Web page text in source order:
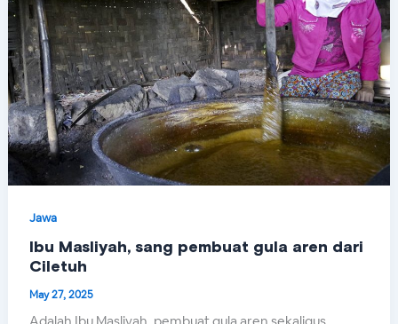
Jawa
Ibu Masliyah, sang pembuat gula aren dari
Ciletuh
May 27, 2025